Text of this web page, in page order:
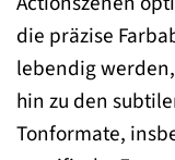
die präzise
lebendig
hin zu den
Tonformate,